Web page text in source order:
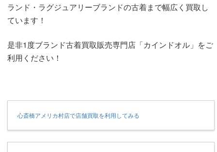
ランド・ラグジュアリーブランドの古着まで幅広く買取し
ています！
是非1度ブランド古着買取販売専門店「カインドオル」をご
利用ください！
心斎橋アメリカ村店で店舗買取を利用してみる